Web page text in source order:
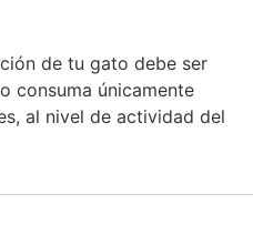
de tu gato debe ser
consuma únicamente
al nivel de actividad del